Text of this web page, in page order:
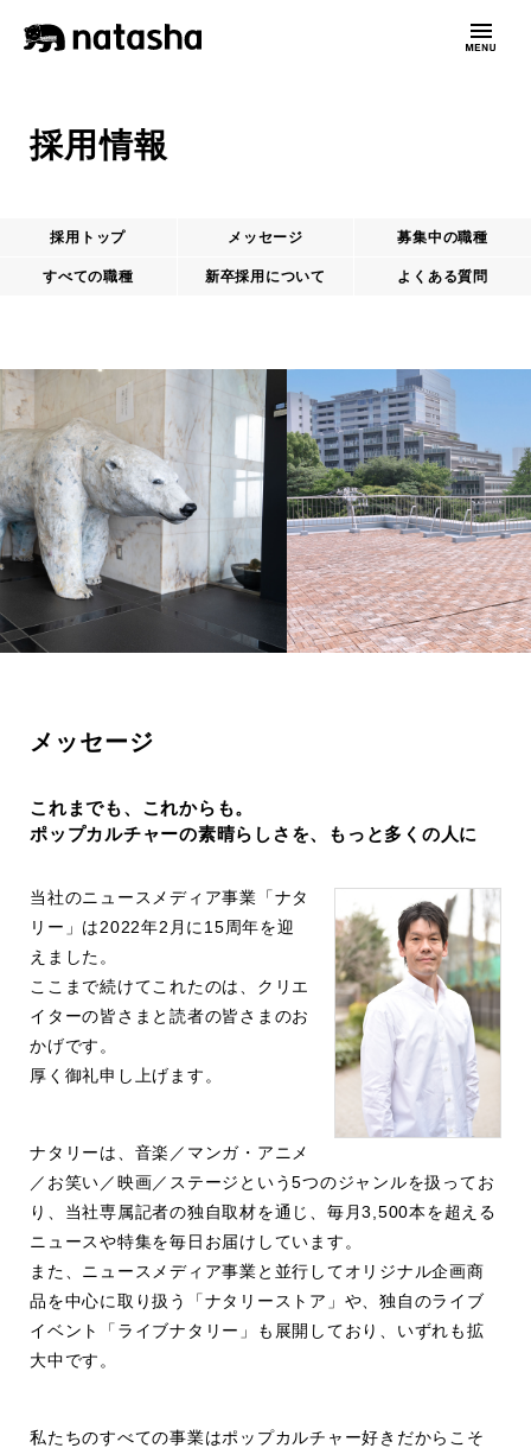
採用情報
採用トップ メッセージ 募集中の職種
すべての職種 新卒採用について よくある質問
メッセージ
これまでも、これからも。
ポップカルチャーの素晴らしさを、
もっと多くの人に
当社のニュースメディア事業「ナタ
リー」は2022年2月に15周年を迎
えました。
ここまで続けてこれたのは、クリエ
イターの皆さまと読者の皆さまのお
かげです。
厚く御礼申し上げます。
ナタリーは、音楽／マンガ・アニメ
／お笑い／映画／ステージという5つのジャンルを扱ってお
り、当社専属記者の独自取材を通じ、毎月3,500本を超える
ニュースや特集を毎日お届けしています。
また、ニュースメディア事業と並行してオリジナル企画商
品を中心に取り扱う「ナタリーストア」や、独自のライブ
イベント「ライブナタリー」も展開しており、いずれも拡
大中です。
私たちのすべての事業はポップカルチャー好きだからこそ